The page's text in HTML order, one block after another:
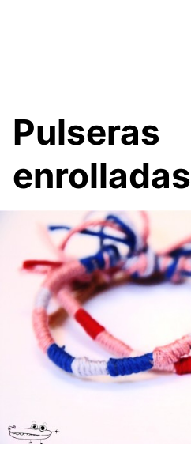
Pulseras
enrolladas